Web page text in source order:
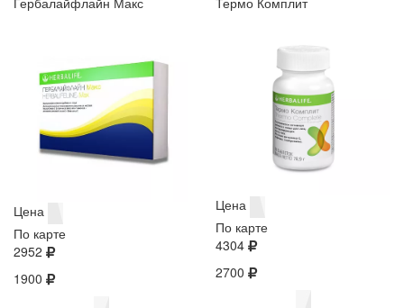
Цена
По карте
2952
1900
Цена
По карте
4304
2700